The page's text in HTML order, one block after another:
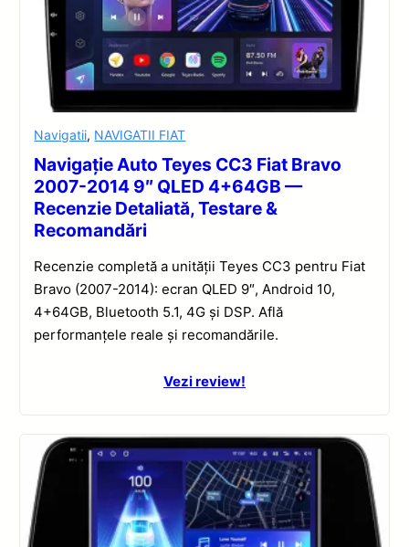
Navigatii, NAVIGATII FIAT
Navigație Auto Teyes CC3 Fiat Bravo
2007-2014 9″ QLED 4+64GB —
Recenzie Detaliată, Testare &
Recomandări
Recenzie completă a unității Teyes CC3 pentru Fiat
Bravo (2007-2014): ecran QLED 9″, Android 10,
4+64GB, Bluetooth 5.1, 4G și DSP. Află
performanțele reale și recomandările.
Vezi review!